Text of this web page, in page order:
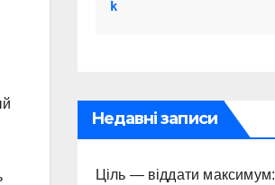
k
Недавні записи
Ціль — віддати максимум: